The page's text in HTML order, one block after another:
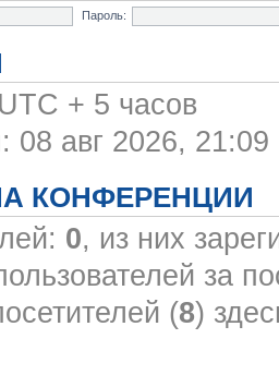
Пароль:
+ 5 часов
08 авг 2026, 21:09
КОНФЕРЕНЦИИ
0, из них
за
(8)